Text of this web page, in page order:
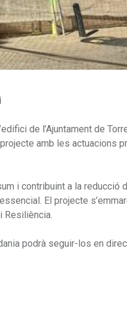
de l’Ajuntament de
amb les actuacions
i contribuint a la reducció
El projecte
Resiliència.
podrà seguir-los en